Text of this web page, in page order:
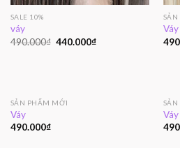
SALE 10%
váy
490.000₫ 440.000₫
Váy
SẢN PHẨM MỚI
Váy
490.000₫
Váy